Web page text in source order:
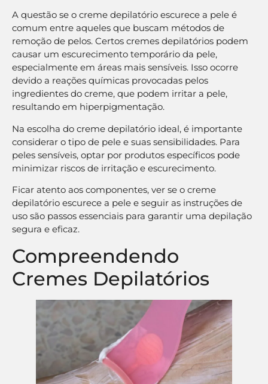
A questão se o creme depilatório escurece a pele é
comum entre aqueles que buscam métodos de
remoção de pelos. Certos cremes depilatórios podem
causar um escurecimento temporário da pele,
especialmente em áreas mais sensíveis. Isso ocorre
devido a reações químicas provocadas pelos
ingredientes do creme, que podem irritar a pele,
resultando em hiperpigmentação.
Na escolha do creme depilatório ideal, é importante
considerar o tipo de pele e suas sensibilidades. Para
peles sensíveis, optar por produtos específicos pode
minimizar riscos de irritação e escurecimento.
Ficar atento aos componentes, ver se o creme
depilatório escurece a pele e seguir as instruções de
uso são passos essenciais para garantir uma depilação
segura e eficaz.
Compreendendo
Cremes Depilatórios